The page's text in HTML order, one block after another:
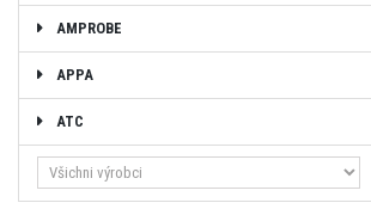
AMPROBE
APPA
ATC